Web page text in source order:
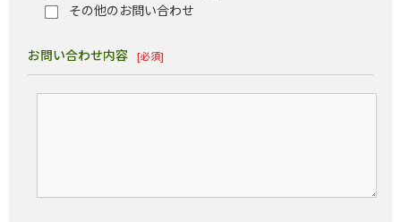
その他のお問い合わせ
お問い合わせ内容 [必須]